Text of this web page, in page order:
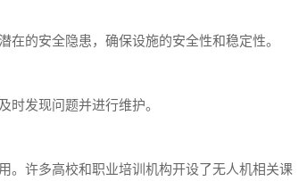
的安全隐患，确保设施的安全性和稳定性。
时发现问题并进行维护。
。许多高校和职业培训机构开设了无人机相关课